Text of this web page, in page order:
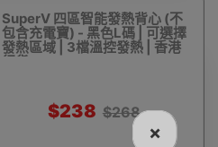
SuperV 四區智能發熱背心 (不
包含充電寶) - 黑色L碼 | 可選擇
發熱區域 | 3檔溫控發熱 | 香港
行貨
$238 $268
×